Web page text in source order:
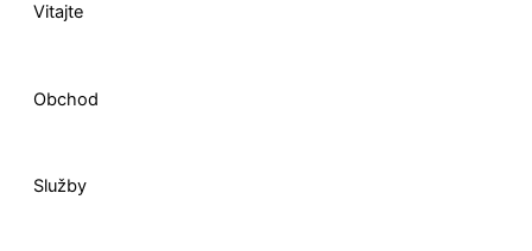
b
o
o
Vitajte
Obchod
Služby